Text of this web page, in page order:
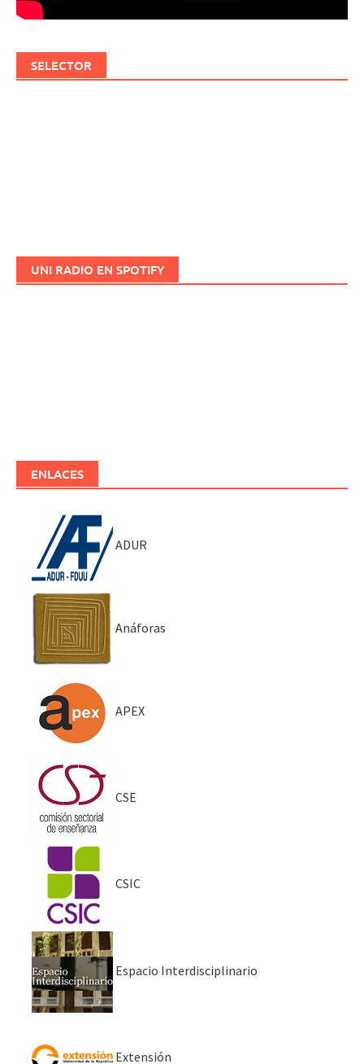
SELECTOR
UNI RADIO EN SPOTIFY
ENLACES
ADUR
Anáforas
APEX
CSE
CSIC
Espacio Interdisciplinario
Extensión